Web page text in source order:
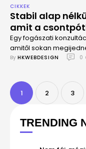
CIKKEK
Stabil alap
amit a
Egy fogászati
amitől sokan
szükség.”
By HKWEBDESIGN 0
1 2 3
TRENDING